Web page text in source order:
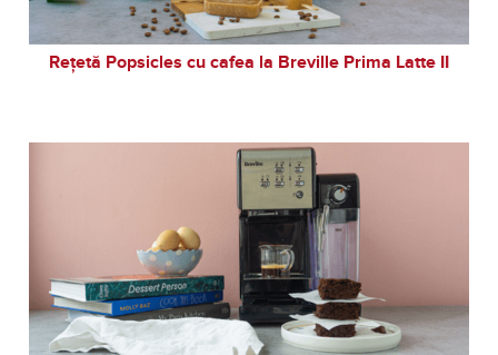
Rețetă Popsicles cu cafea la Breville Prima Latte II